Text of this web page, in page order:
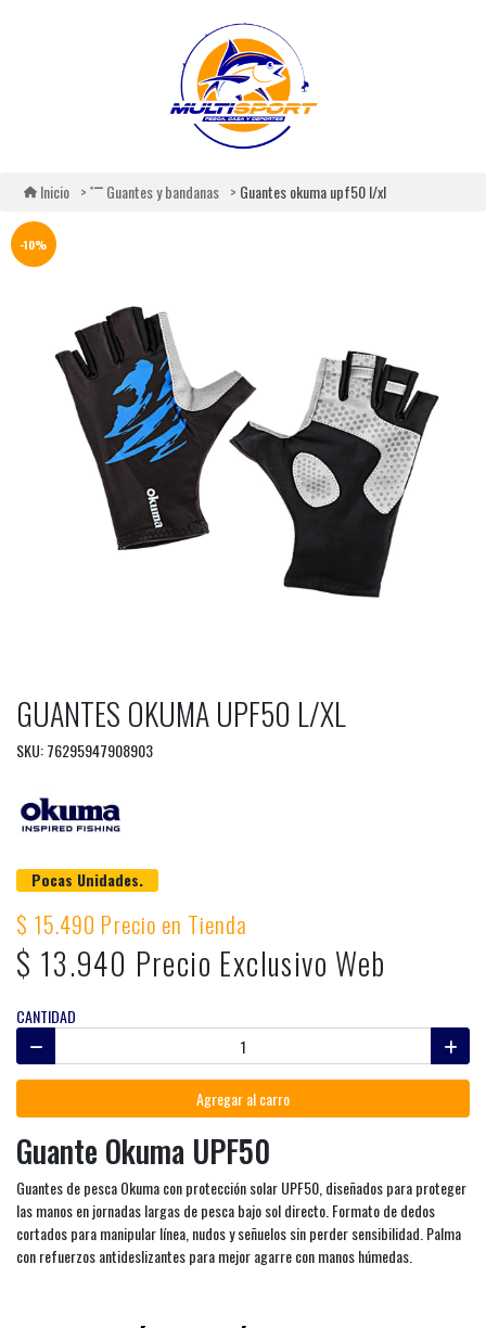
Inicio Guantes y bandanas Guantes okuma upf50 l/xl
-10%
GUANTES OKUMA UPF50 L/XL
SKU: 76295947908903
Pocas Unidades.
$ 15.490 Precio en Tienda
$ 13.940 Precio Exclusivo Web
CANTIDAD
Agregar al carro
Guante Okuma UPF50
Guantes de pesca Okuma con protección solar UPF50, diseñados para proteger
las manos en jornadas largas de pesca bajo sol directo. Formato de dedos
cortados para manipular línea, nudos y señuelos sin perder sensibilidad. Palma
con refuerzos antideslizantes para mejor agarre con manos húmedas.